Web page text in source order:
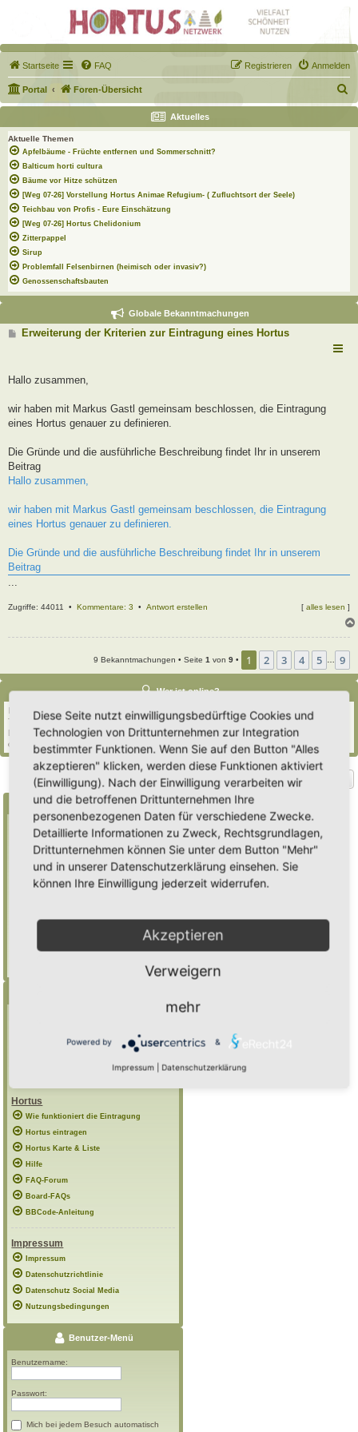
Startseite FAQ Anmelden
Registrieren
Portal Foren-Übersicht
u
c
Aktuelles
Aktuelle Themen
Apfelbäume - Früchte entfernen und Sommerschnitt?
Balticum horti cultura
Bäume vor Hitze schützen
[Weg 07-26] Vorstellung Hortus Animae Refugium- ( Zufluchtsort der Seele)
Teichbau von Profis - Eure Einschätzung
[Weg 07-26] Hortus Chelidonium
Zitterpappel
Sirup
Problemfall Felsenbirnen (heimisch oder invasiv?)
Genossenschaftsbauten
Globale Bekanntmachungen
B
r
Erweiterung der Kriterien zur Eintragung eines Hortus
Hallo zusammen,
wir haben mit Markus Gastl gemeinsam beschlossen, die Eintragung
eines Hortus genauer zu definieren.
Die Gründe und die ausführliche Beschreibung findet Ihr in unserem
Beitrag
Hallo zusammen,
wir haben mit Markus Gastl gemeinsam beschlossen, die Eintragung
eines Hortus genauer zu definieren.
Die Gründe und die ausführliche Beschreibung findet Ihr in unserem
Beitrag
Zugriffe: 44011 • Kommentare: 3 • Antwort erstellen [ alles lesen ]
9 Bekanntmachungen • Seite 1 von 9 • 1 2 3 4 5 … 9
Wer ist online?
Insgesamt sind79 Besucher online :: 5 sichtbare Mitglieder, 0 unsichtbare Mitglieder und
74 Gäste (basierend auf den aktiven Besuchern der letzten 5 Minuten)
Der Besucherrekord liegt bei2235Besuchern, die am Mi 29. Jul 2026, 21:02 gleichzeitig
online waren.
Gehe zu
Suche
Benutze ein * als Platzhalter für teilweis
Übereinstimmungen
Mulchfindet "Mulch", Mulch*findet auch
Weitere Hilfe zur Suche
Foren-Übersicht
Hortus
Wie funktioniert die Eintragung
Hortus eintragen
Hortus Karte & Liste
Hilfe
FAQ-Forum
Board-FAQs
BBCode-Anleitung
Impressum
Impressum
Datenschutzrichtlinie
Datenschutz Social Media
Nutzungsbedingungen
Benutzer-Menü
Benutzername:
Passwort:
Mich bei jedem Besuch automatisch
Diese Seite nutzt einwilligungsbedürftige Cookies und
Technologien von Drittunternehmen zur Integration
bestimmter Funktionen. Wenn Sie auf den Button "Alles
akzeptieren" klicken, werden diese Funktionen aktiviert
(Einwilligung). Nach der Einwilligung verarbeiten wir
und die betroffenen Drittunternehmen Ihre
personenbezogenen Daten für verschiedene Zwecke.
Detaillierte Informationen zu Zweck, Rechtsgrundlagen,
Drittunternehmen können Sie unter dem Button "Mehr"
und in unserer Datenschutzerklärung einsehen. Sie
können Ihre Einwilligung jederzeit widerrufen.
Akzeptieren
Verweigern
mehr
Powered by &
Impressum Datenschutzerklärung